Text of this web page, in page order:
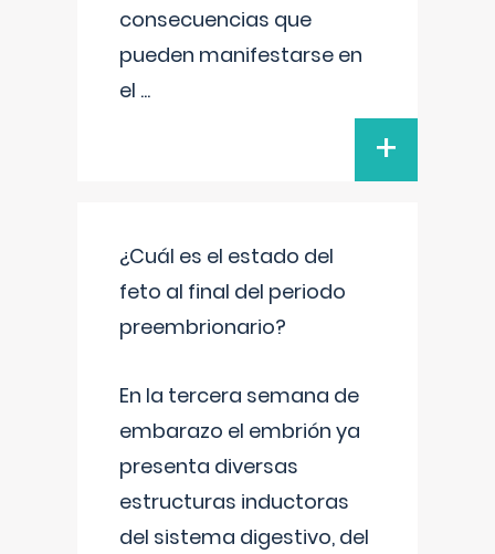
consecuencias que
pueden manifestarse en
el ...
+
¿Cuál es el estado del
feto al final del periodo
preembrionario?
En la tercera semana de
embarazo el embrión ya
presenta diversas
estructuras inductoras
del sistema digestivo, del